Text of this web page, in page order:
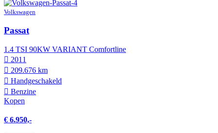
Volkswagen
Passat
1.4 TSI 90KW VARIANT Comfortline
2011
209.676 km
Hand­geschakeld
Benzine
Kopen
€ 6.950,-